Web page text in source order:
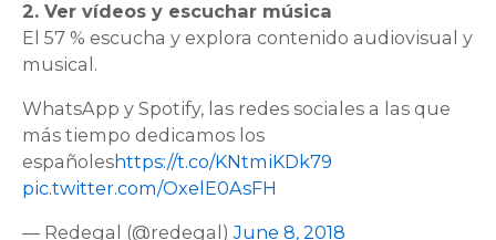
2. Ver vídeos y escuchar música
El 57 % escucha y explora contenido audiovisual y
musical.
WhatsApp y Spotify, las redes sociales a las que
más tiempo dedicamos los
españoleshttps://t.co/KNtmiKDk79
pic.twitter.com/OxelE0AsFH
— Redegal (@redegal)June 8, 2018